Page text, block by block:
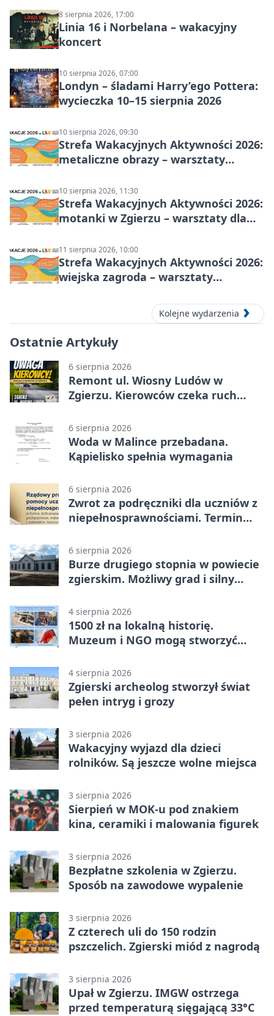
8 sierpnia 2026, 17:00
Linia 16 i Norbelana – wakacyjny
koncert
10 sierpnia 2026, 07:00
Londyn – śladami Harry’ego Pottera:
wycieczka 10–15 sierpnia 2026
10 sierpnia 2026, 09:30
Strefa Wakacyjnych Aktywności 2026:
metaliczne obrazy – warsztaty
10 sierpnia 2026, 11:30
Strefa Wakacyjnych Aktywności 2026:
motanki w Zgierzu – warsztaty dla
11 sierpnia 2026, 10:00
Strefa Wakacyjnych Aktywności 2026:
wiejska zagroda – warsztaty
Kolejne wydarzenia
Ostatnie Artykuły
6 sierpnia 2026
Remont ul. Wiosny Ludów w
Zgierzu. Kierowców czeka ruch
6 sierpnia 2026
Woda w Malince przebadana.
Kąpielisko spełnia wymagania
6 sierpnia 2026
Zwrot za podręczniki dla uczniów z
niepełnosprawnościami. Termin
6 sierpnia 2026
Burze drugiego stopnia w powiecie
zgierskim. Możliwy grad i silny
4 sierpnia 2026
1500 zł na lokalną historię.
Muzeum i NGO mogą stworzyć
4 sierpnia 2026
Zgierski archeolog stworzył świat
pełen intryg i grozy
3 sierpnia 2026
Wakacyjny wyjazd dla dzieci
rolników. Są jeszcze wolne miejsca
3 sierpnia 2026
Sierpień w MOK-u pod znakiem
kina, ceramiki i malowania figurek
3 sierpnia 2026
Bezpłatne szkolenia w Zgierzu.
Sposób na zawodowe wypalenie
3 sierpnia 2026
Z czterech uli do 150 rodzin
pszczelich. Zgierski miód z nagrodą
3 sierpnia 2026
Upał w Zgierzu. IMGW ostrzega
przed temperaturą sięgającą 33°C